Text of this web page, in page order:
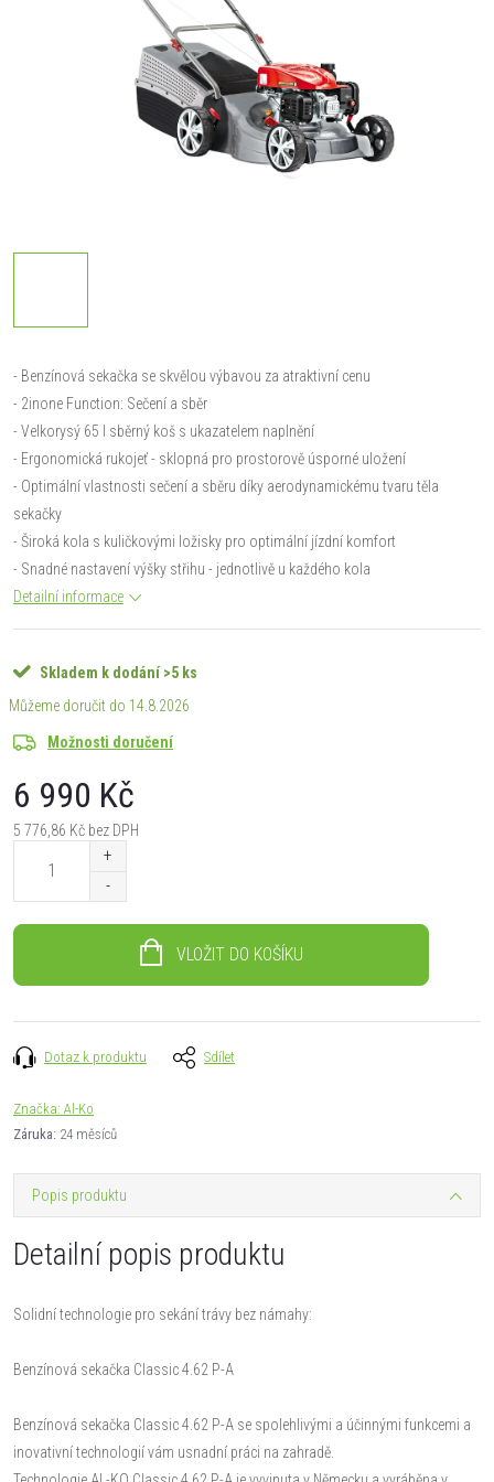
- Benzínová sekačka se skvělou výbavou za atraktivní cenu
- 2inone Function: Sečení a sběr
- Velkorysý 65 l sběrný koš s ukazatelem naplnění
- Ergonomická rukojeť - sklopná pro prostorově úsporné uložení
- Optimální vlastnosti sečení a sběru díky aerodynamickému tvaru těla
sekačky
- Široká kola s kuličkovými ložisky pro optimální jízdní komfort
- Snadné nastavení výšky střihu - jednotlivě u každého kola
Detailní informace
Skladem k dodání >5 ks
14.8.2026
Možnosti doručení
6 990 Kč
5 776,86 Kč bez DPH
VLOŽIT DO KOŠÍKU
Dotaz k produktu Sdílet
Značka: Al-Ko
Záruka: 24 měsíců
Popis produktu
Detailní popis produktu
Solidní technologie pro sekání trávy bez námahy:
Benzínová sekačka Classic 4.62 P-A
Benzínová sekačka Classic 4.62 P-A se spolehlivými a účinnými funkcemi a
inovativní technologií vám usnadní práci na zahradě.